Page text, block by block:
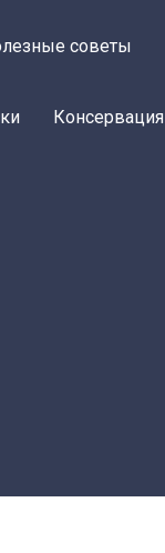
советы
Консервация